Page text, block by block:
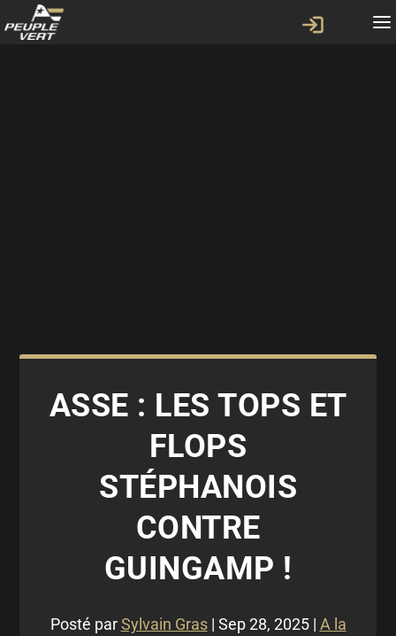
ASSE : LES TOPS ET
FLOPS
STÉPHANOIS
CONTRE
GUINGAMP !
Posté parSylvain Gras| Sep 28, 2025| A la